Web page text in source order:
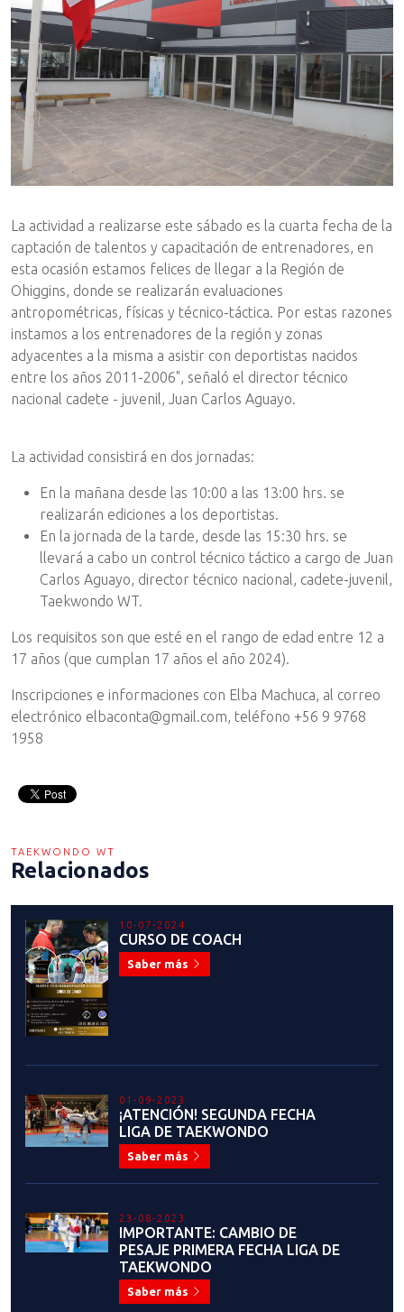
La actividad a realizarse este sábado es la cuarta fecha de la
captación de talentos y capacitación de entrenadores, en
esta ocasión estamos felices de llegar a la Región de
Ohiggins, donde se realizarán evaluaciones
antropométricas, físicas y técnico-táctica. Por estas razones
instamos a los entrenadores de la región y zonas
adyacentes a la misma a asistir con deportistas nacidos
entre los años 2011-2006", señaló el director técnico
nacional cadete - juvenil, Juan Carlos Aguayo.
La actividad consistirá en dos jornadas:
En la mañana desde las 10:00 a las 13:00 hrs. se
realizarán ediciones a los deportistas.
En la jornada de la tarde, desde las 15:30 hrs. se
llevará a cabo un control técnico táctico a cargo de Juan
Carlos Aguayo, director técnico nacional, cadete-juvenil,
Taekwondo WT.
Los requisitos son que esté en el rango de edad entre 12 a
17 años (que cumplan 17 años el año 2024).
Inscripciones e informaciones con Elba Machuca, al correo
electrónico elbaconta@gmail.com, teléfono +56 9 9768
1958
TAEKWONDO WT
Relacionados
10-07-2024
CURSO DE COACH
Saber más
01-09-2023
¡ATENCIÓN! SEGUNDA FECHA
LIGA DE TAEKWONDO
Saber más
23-08-2023
IMPORTANTE: CAMBIO DE
PESAJE PRIMERA FECHA LIGA DE
TAEKWONDO
Saber más